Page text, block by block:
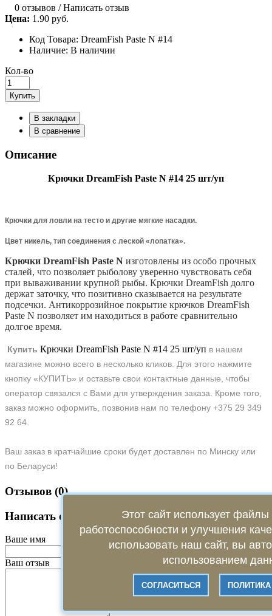
0 отзывов /Написать отзыв
Цена: 1.90 руб.
Код Товара: DreamFish Paste N #14
Наличие: В наличии
Кол-во
Купить
В закладки
В сравнение
Описание
Крючки DreamFish Paste N #14 25 шт/уп
Крючки для ловли на тесто и другие мягкие насадки.
Цвет никель, тип соединения с леской «лопатка».
Крючки DreamFish Paste N изготовлены из особо прочных
сталей, что позволяет рыболову уверенно чувствовать себя
при вываживании крупной рыбы. Крючки DreamFish долго
держат заточку, что позитивно сказывается на результате
подсечки. Антикоррозийное покрытие крючков DreamFish
Paste N позволяет им находиться в работе сравнительно
долгое время.
Купить Крючки DreamFish Paste N #14 25 шт/уп в нашем
магазине можно всего в несколько кликов. Для этого нажмите
кнопку «КУПИТЬ» и оставьте свои контактные данные, чтобы
оператор связался с Вами для утверждения заказа. Кроме того,
заказ можно оформить, позвонив нам по телефону +375 29 349
92 64.
Ваш заказ в кратчайшие сроки будет доставлен по Минску или
по Беларуси!
Отзывов (0)
Написать отзыв
Ваше имя
Ваш отзыв
Этот сайт использует
работоспособности и улучшения
использовать наш сайт, вы
использованием
СОГЛАСИТЬСЯ